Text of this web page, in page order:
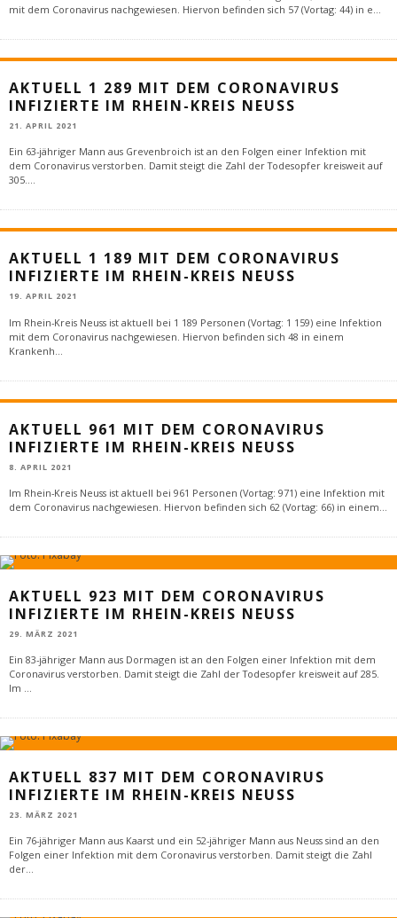
mit dem Coronavirus nachgewiesen. Hiervon befinden sich 57 (Vortag: 44) in e...
AKTUELL 1 289 MIT DEM CORONAVIRUS
INFIZIERTE IM RHEIN-KREIS NEUSS
21. APRIL 2021
Ein 63-jähriger Mann aus Grevenbroich ist an den Folgen einer Infektion mit
dem Coronavirus verstorben. Damit steigt die Zahl der Todesopfer kreisweit auf
305....
AKTUELL 1 189 MIT DEM CORONAVIRUS
INFIZIERTE IM RHEIN-KREIS NEUSS
19. APRIL 2021
Im Rhein-Kreis Neuss ist aktuell bei 1 189 Personen (Vortag: 1 159) eine Infektion
mit dem Coronavirus nachgewiesen. Hiervon befinden sich 48 in einem
Krankenh
AKTUELL 961 MIT DEM CORONAVIRUS
INFIZIERTE IM RHEIN-KREIS NEUSS
8. APRIL 2021
Im Rhein-Kreis Neuss ist aktuell bei 961 Personen (Vortag: 971) eine Infektion mit
dem Coronavirus nachgewiesen. Hiervon befinden sich 62 (Vortag: 66) in einem
AKTUELL 923 MIT DEM CORONAVIRUS
INFIZIERTE IM RHEIN-KREIS NEUSS
29. MÄRZ 2021
Ein 83-jähriger Mann aus Dormagen ist an den Folgen einer Infektion mit dem
Coronavirus verstorben. Damit steigt die Zahl der Todesopfer kreisweit auf 285.
Im
AKTUELL 837 MIT DEM CORONAVIRUS
INFIZIERTE IM RHEIN-KREIS NEUSS
23. MÄRZ 2021
Ein 76-jähriger Mann aus Kaarst und ein 52-jähriger Mann aus Neuss sind an den
Folgen einer Infektion mit dem Coronavirus verstorben. Damit steigt die Zahl
der